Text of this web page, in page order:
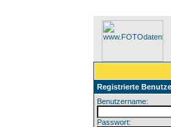
Registrierte
Benutzername:
Passwort: